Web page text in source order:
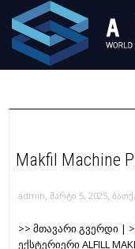
Makfil Machine
admin, მარტი 5, 2025,
>> მთავარი გვერდი |
ექსტერიერი ALFILL